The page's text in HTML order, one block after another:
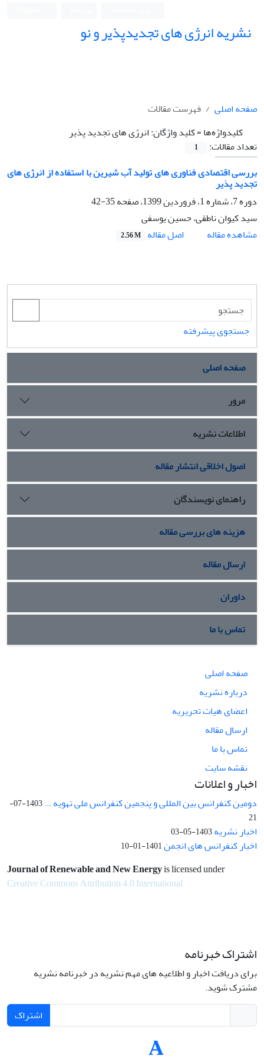
نشریه انرژی های تجدیدپذیر و نو
صفحه اصلی
فهرست مقالات
کلیدواژه‌ها =کلید واژگان: انرژی های تجدید پذیر
تعداد مقالات:
1
بررسی اقتصادی فناوری های تولید آب شیرین با استفاده از انرژی های
تجدید پذیر
دوره 7، شماره 1، فروردین 1399، صفحه
35-42
سید کیوان ناطقی، حسین یوسفی
مشاهده مقاله
اصل مقاله 2.56 M
جستجوی پیشرفته
صفحه اصلی
مرور
اطلاعات نشریه
اصول اخلاقی انتشار مقاله
راهنمای نویسندگان
هزینه های بررسی مقاله
ارسال مقاله
داوران
تماس با ما
صفحه اصلی
درباره نشریه
اعضای هیات تحریریه
ارسال مقاله
تماس با ما
نقشه سایت
اخبار و اعلانات
دومین کنفرانس بین المللی و پنجمین کنفرانس ملی تهویه ...
1403-07-
21
اخبار نشریه1403-05-03
اخبار کنفرانس های انجمن1401-01-10
Journal of Renewable and New Energyis licensed under
Creative Commons Attribution 4.0 International
اشتراک خبرنامه
برای دریافت اخبار و اطلاعیه های مهم نشریه در خبرنامه نشریه
مشترک شوید.
اشتراک